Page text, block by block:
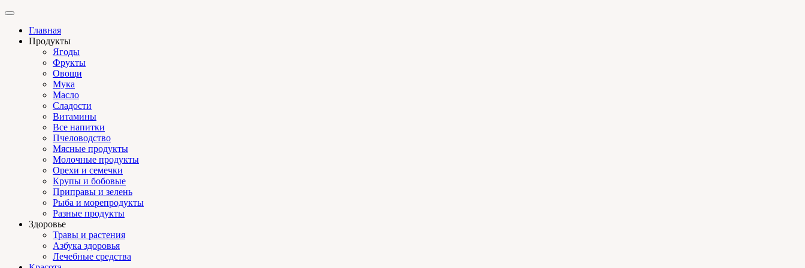
Главная
Продукты
Ягоды
Фрукты
Овощи
Мука
Масло
Сладости
Витамины
Все напитки
Пчеловодство
Мясные продукты
Молочные продукты
Орехи и семечки
Крупы и бобовые
Приправы и зелень
Рыба и морепродукты
Разные продукты
Здоровье
Травы и растения
Азбука здоровья
Лечебные средства